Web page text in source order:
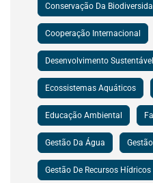
Conservação Da
Cooperação Internacional
Desenvolvimento Sustentável
Ecossistemas Aquáticos
Educação Ambiental
Gestão Da Água
Gestão De Recursos Hídricos